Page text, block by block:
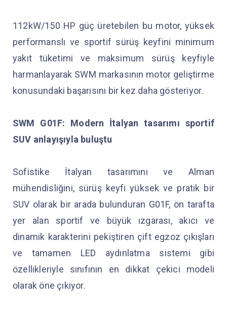
112kW/150 HP güç üretebilen bu motor, yüksek
performanslı ve sportif sürüş keyfini minimum
yakıt tüketimi ve maksimum sürüş keyfiyle
harmanlayarak SWM markasının motor geliştirme
konusundaki başarısını bir kez daha gösteriyor.
SWM G01F: Modern İtalyan tasarımı sportif
SUV anlayışıyla buluştu
Sofistike İtalyan tasarımını ve Alman
mühendisliğini, sürüş keyfi yüksek ve pratik bir
SUV olarak bir arada bulunduran G01F, ön tarafta
yer alan sportif ve büyük ızgarası, akıcı ve
dinamik karakterini pekiştiren çift egzoz çıkışları
ve tamamen LED aydınlatma sistemi gibi
özellikleriyle sınıfının en dikkat çekici modeli
olarak öne çıkıyor.